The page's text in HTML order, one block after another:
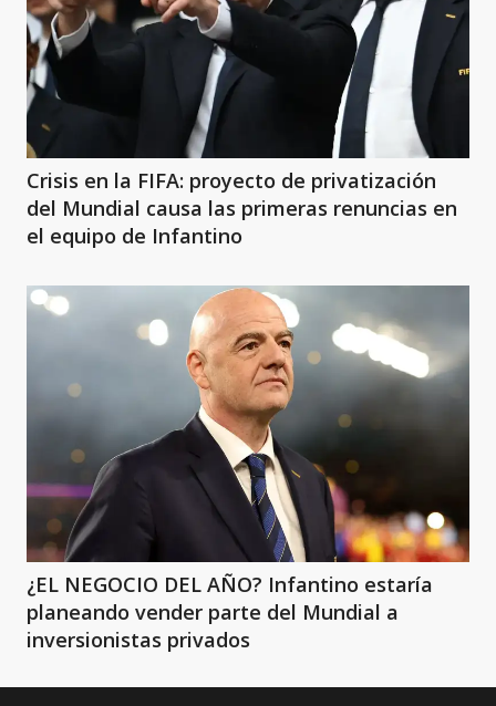
Crisis en la FIFA: proyecto de privatización
del Mundial causa las primeras renuncias en
el equipo de Infantino
¿EL NEGOCIO DEL AÑO? Infantino estaría
planeando vender parte del Mundial a
inversionistas privados